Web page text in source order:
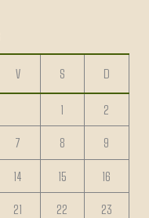
V S D
1 2
7 8 9
14 15 16
21 22 23